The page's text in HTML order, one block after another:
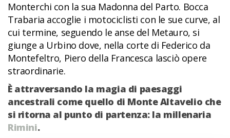
Monterchi con la sua Madonna del Parto. Bocca
Trabaria accoglie i motociclisti con le sue curve, al
cui termine, seguendo le anse del Metauro, si
giunge a Urbino dove, nella corte di Federico da
Montefeltro, Piero della Francesca lasciò opere
straordinarie.
È attraversando la magia di paesaggi
ancestrali come quello di Monte Altavelio che
si ritorna al punto di partenza: la millenaria
Rimini.